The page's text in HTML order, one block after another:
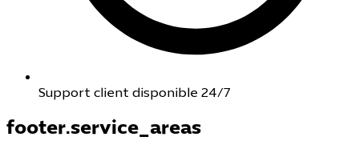
Support client disponible 24/7
footer.service_areas